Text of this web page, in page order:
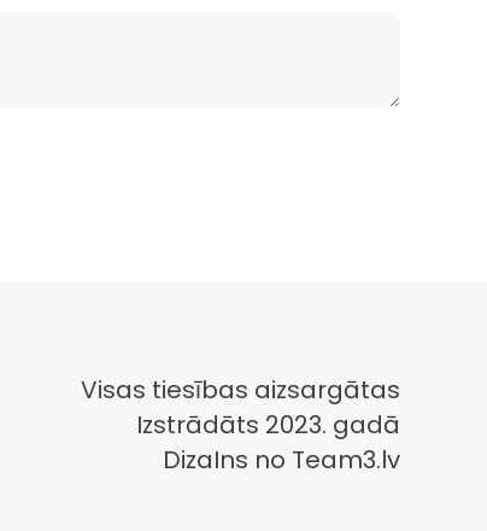
Visas tiesības aizsargātas
Izstrādāts 2023. gadā
DizaIns no Team3.lv